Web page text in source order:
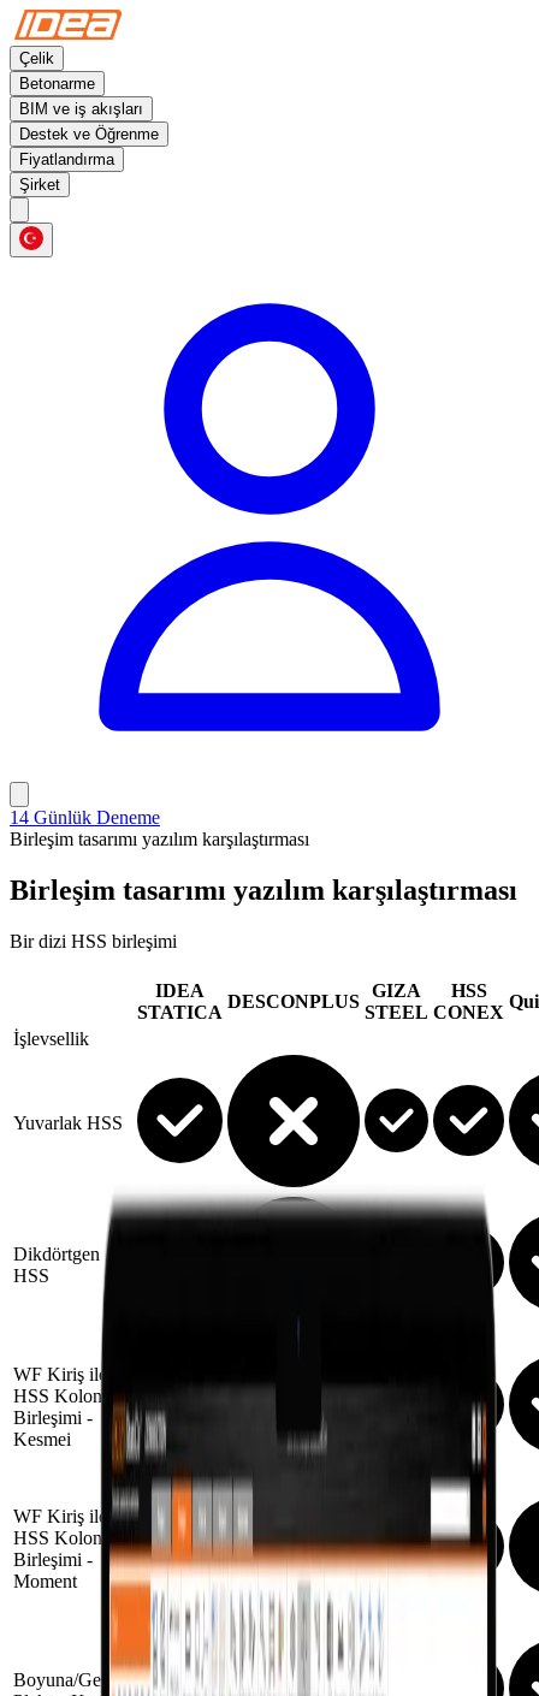
Çelik
Betonarme
BIM ve iş akışları
Destek ve Öğrenme
Fiyatlandırma
Şirket
14 Günlük Deneme
Birleşim tasarımı yazılım karşılaştırması
Birleşim tasarımı yazılım karşılaştırması
Bir dizi HSS birleşimi
IDEA
STATICA
DESCONPLUS
GIZA
STEEL
HSS
CONEX
İşlevsellik
Yuvarlak HSS
Dikdörtgen
HSS
WF Kiriş ile
HSS Kolon
Birleşimi -
Kesmei
WF Kiriş ile
HSS Kolon
Birleşimi -
Moment
Boyuna/Geçme